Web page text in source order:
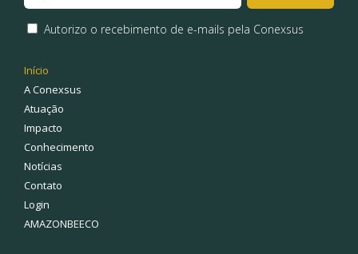
Autorizo o recebimento de e-mails pela Conexsus
Início
A Conexsus
Atuação
Impacto
Conhecimento
Notícias
Contato
Login
AMAZONBEECO